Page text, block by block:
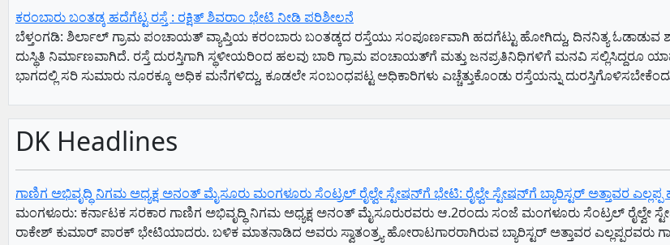
ಕರಂಬಾರು ಬಂತಡ್ಕ ಹದೆಗೆಟ್ಟ ರಸ್ತೆ : ರಕ್ಷಿತ್ ಶಿವರಾಂ ಭೇಟಿ ನೀಡಿ ಪರಿಶೀಲನೆ
​ಬೆಳ್ತಂಗಡಿ: ಶಿರ್ಲಾಲ್ ಗ್ರಾಮ ಪಂಚಾಯತ್ ವ್ಯಾಪ್ತಿಯ ಕರಂಬಾರು ಬಂತಡ್ಕದ ರಸ್ತೆಯು ಸಂಪೂರ್ಣವಾಗಿ ಹದಗೆಟ್ಟು ಹೋಗಿದ್ದು, ದಿನನಿತ್ಯ ಓಡಾಡುವ
ದುಸ್ಥಿತಿ ನಿರ್ಮಾಣವಾಗಿದೆ. ​ರಸ್ತೆ ದುರಸ್ತಿಗಾಗಿ ಸ್ಥಳೀಯರಿಂದ ಹಲವು ಬಾರಿ ಗ್ರಾಮ ಪಂಚಾಯತ್‌ಗೆ ಮತ್ತು ಜನಪ್ರತಿನಿಧಿಗಳಿಗೆ ಮನವಿ ಸಲ್ಲಿಸಿದ್ದರೂ
ಭಾಗದಲ್ಲಿ ಸರಿ ಸುಮಾರು ನೂರಕ್ಕೂ ಅಧಿಕ ಮನೆಗಳಿದ್ದು, ಕೂಡಲೇ ಸಂಬಂಧಪಟ್ಟ ಅಧಿಕಾರಿಗಳು ಎಚ್ಚೆತ್ತುಕೊಂಡು ರಸ್ತೆಯನ್ನು
DK Headlines
ಗಾಣಿಗ ಅಭಿವೃದ್ಧಿ ನಿಗಮ ಅಧ್ಯಕ್ಷ‌ ಅನಂತ್‌ ಮೈಸೂರು ಮಂಗಳೂರು ಸೆಂಟ್ರಲ್‌ ರೈಲ್ವೇ ಸ್ಟೇಷನ್‌ಗೆ ಭೇಟಿ: ರೈಲ್ವೇ ಸ್ಟೇಷನ್‌ಗೆ ಬ್ಯಾರಿಸ್ಟರ್‌ ಅತ್ತಾವರ
ಮಂಗಳೂರು: ಕರ್ನಾಟಕ ಸರಕಾರ ಗಾಣಿಗ ಅಭಿವೃದ್ಧಿ ನಿಗಮ ಅಧ್ಯಕ್ಷ‌ ಅನಂತ್‌ ಮೈಸೂರುರವರು ಆ.2ರಂದು ಸಂಜೆ ಮಂಗಳೂರು ಸೆಂಟ್ರಲ್‌ ರೈಲ್ವೇ
ರಾಕೇಶ್‌ ಕುಮಾರ್‌ ಪಾರಕ್‌ ಭೇಟಿಯಾದರು. ಬಳಿಕ ಮಾತನಾಡಿದ ಅವರು ಸ್ವಾತಂತ್ರ್ಯ ಹೋರಾಟಗಾರರಾಗಿರುವ ಬ್ಯಾರಿಸ್ಟರ್‌ ಅತ್ತಾವರ